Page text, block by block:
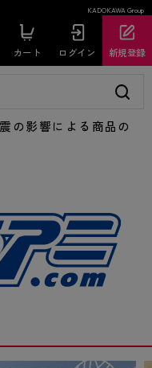
KADOKAWA Group
カート ログイン 新規登録
影響による商品の